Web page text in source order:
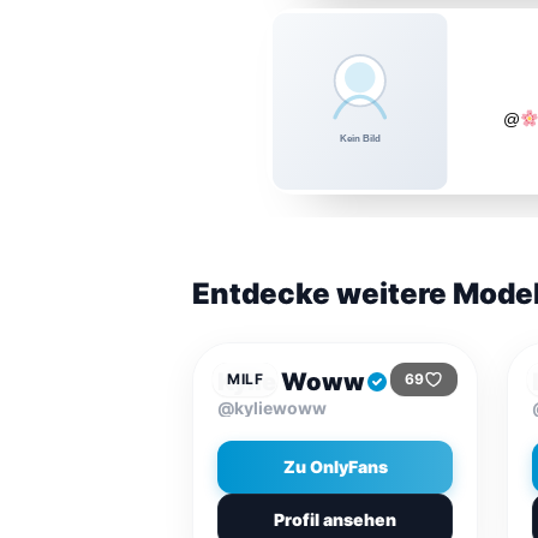
@
Entdecke weitere
MILF 69
$9.99
Kylie Woww
@kyliewoww
Zu OnlyFans
Profil ansehen